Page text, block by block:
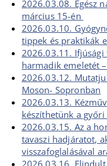
2026.03.08. Egész
március 15-én
2026.03.10.
tippek és praktikák
2026.03.11.
harmadik emeletét
2026.03.12.
Moson- Sopronban
2026.03.13.
készíthetünk a
2026.03.15. Az a
tavaszi hadjáratot,
visszafoglalásával
2026.03.16.